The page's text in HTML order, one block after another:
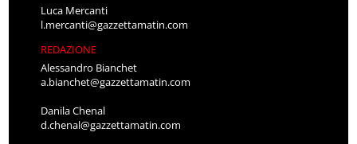
Luca Mercanti
l.mercanti@gazzettamatin.com
REDAZIONE
Alessandro Bianchet
a.bianchet@gazzettamatin.com
Danila Chenal
d.chenal@gazzettamatin.com